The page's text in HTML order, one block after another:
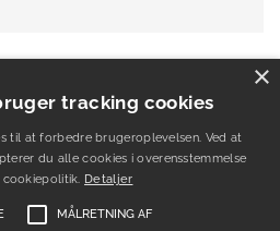
eller find dit nye
Betingelser
tracking cookies
til at forbedre brugeroplevelsen. Ved at
du alle cookies i overensstemmelse
cookiepolitik. Detaljer
MÅLRETNING AF
×